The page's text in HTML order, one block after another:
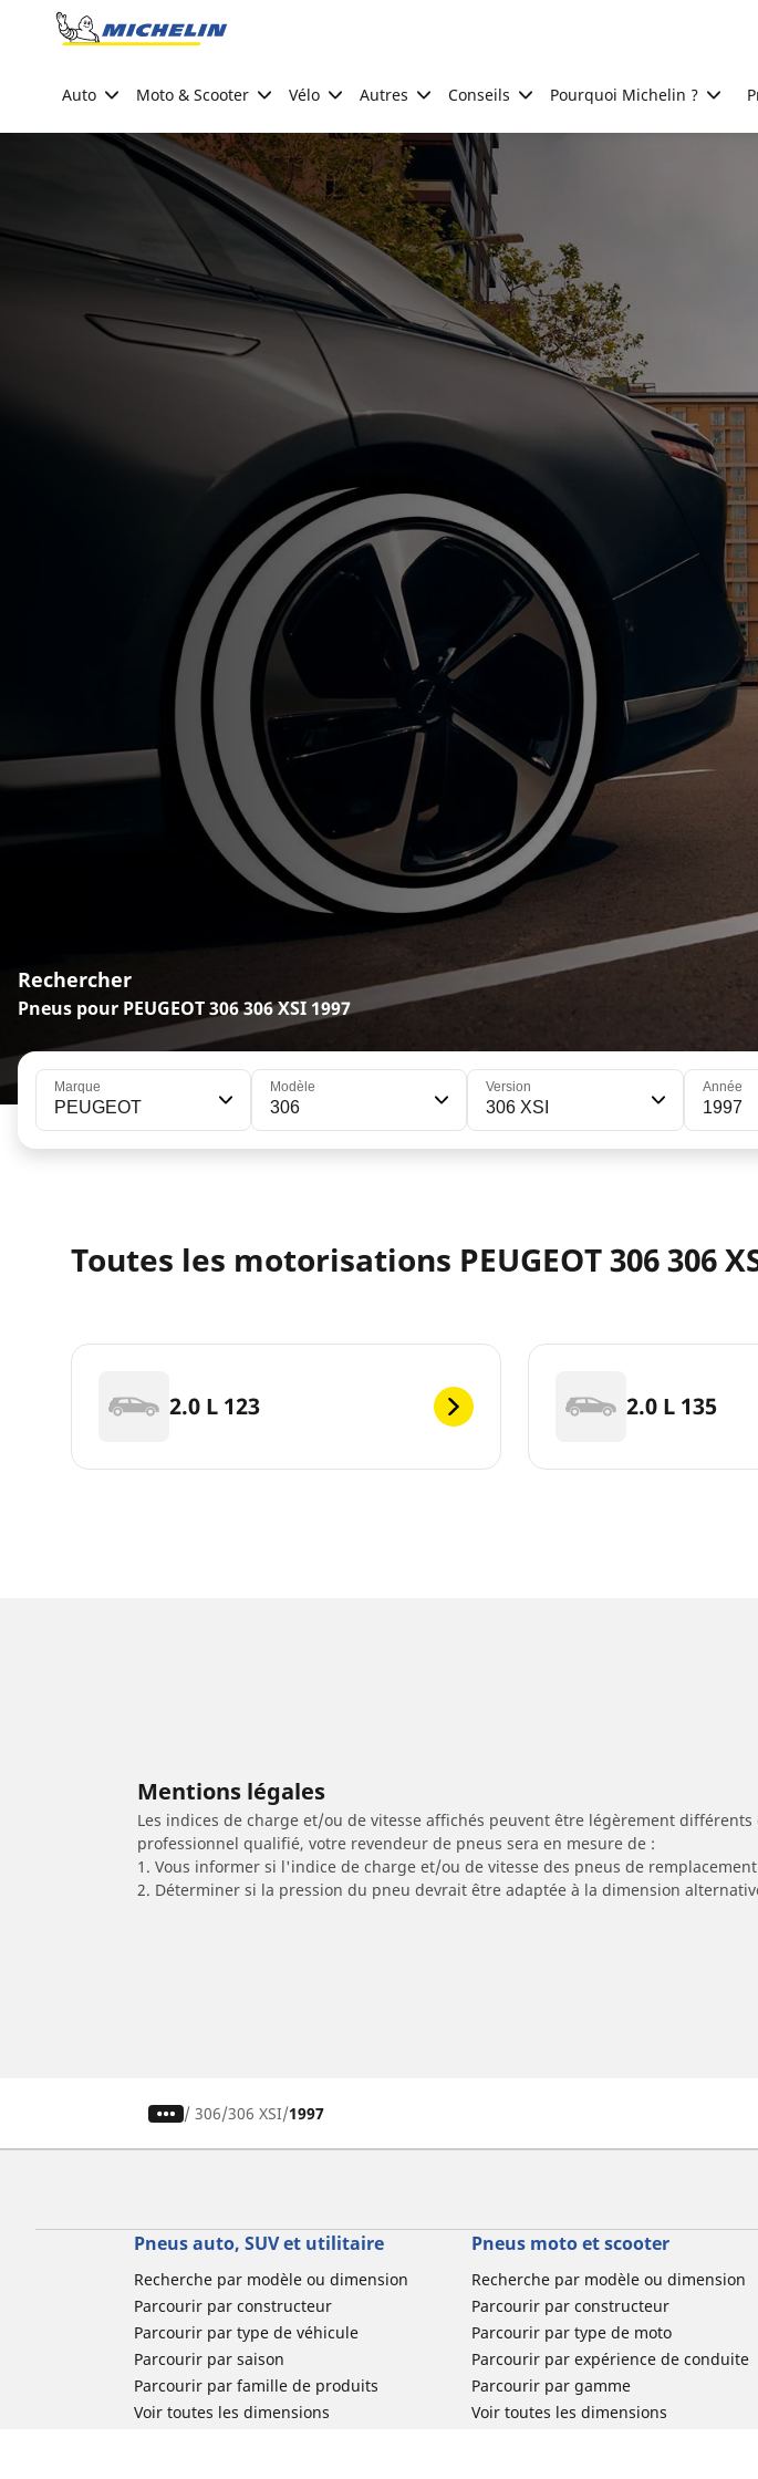
Go to page content
Auto Moto & Scooter Vélo Autres Conseils Pourquoi Michelin ?
Rechercher
Pneus pour PEUGEOT 306 306 XSI 1997
Marque
PEUGEOT
Modèle
306
Version
306 XSI
Année
1997
Toutes les motorisations PEUGEOT 306 306
2.0 L 123 2.0 L 135
Mentions légales
Les indices de charge et/ou de vitesse affichés peuvent être légèrement
professionnel qualifié, votre revendeur de pneus sera en mesure de :
1. Vous informer si l'indice de charge et/ou de vitesse des pneus de
2. Déterminer si la pression du pneu devrait être adaptée à la dimension
/ 306 306 XSI 1997
Pneus auto, SUV et utilitaire
Recherche par modèle ou dimension
Parcourir par constructeur
Parcourir par type de véhicule
Parcourir par saison
Parcourir par famille de produits
Voir toutes les dimensions
Pneus moto et scooter
Recherche par modèle ou dimension
Parcourir par constructeur
Parcourir par type de moto
Parcourir par expérience de conduite
Parcourir par gamme
Voir toutes les dimensions